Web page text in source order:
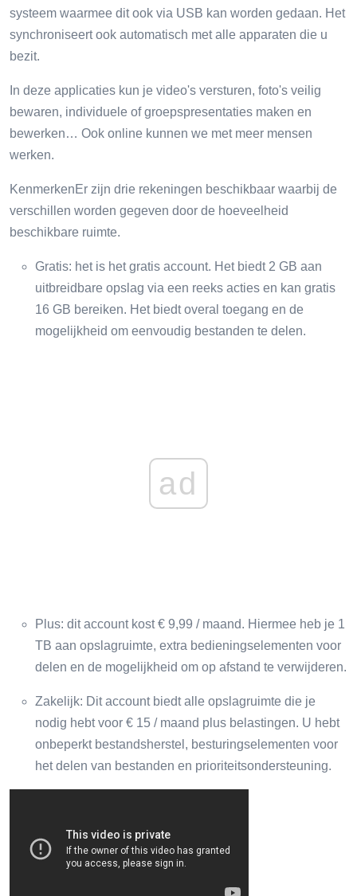
systeem waarmee dit ook via USB kan worden gedaan. Het
synchroniseert ook automatisch met alle apparaten die u
bezit.
In deze applicaties kun je video's versturen, foto's veilig
bewaren, individuele of groepspresentaties maken en
bewerken… Ook online kunnen we met meer mensen
werken.
KenmerkenEr zijn drie rekeningen beschikbaar waarbij de
verschillen worden gegeven door de hoeveelheid
beschikbare ruimte.
Gratis: het is het gratis account. Het biedt 2 GB aan
uitbreidbare opslag via een reeks acties en kan gratis
16 GB bereiken. Het biedt overal toegang en de
mogelijkheid om eenvoudig bestanden te delen.
ad
Plus: dit account kost € 9,99 / maand. Hiermee heb je 1
TB aan opslagruimte, extra bedieningselementen voor
delen en de mogelijkheid om op afstand te verwijderen.
Zakelijk: Dit account biedt alle opslagruimte die je
nodig hebt voor € 15 / maand plus belastingen. U hebt
onbeperkt bestandsherstel, besturingselementen voor
het delen van bestanden en prioriteitsondersteuning.